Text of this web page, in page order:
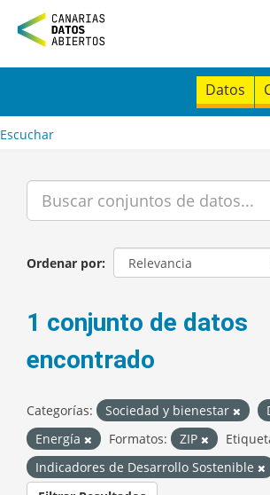
n
t
Datos
Escuchar
Ordenar por
1 conjunto de datos
encontrado
Categorías: Sociedad y bienestar
Energía
Formatos: ZIP
Indicadores de Desarrollo Sostenible